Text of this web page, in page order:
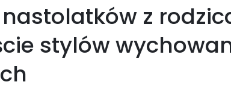
nastolatków z
stylów